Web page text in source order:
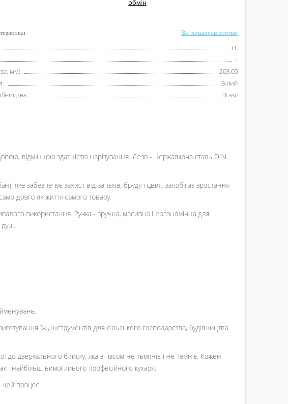
обмін
Всі характеристики
Ні
-
мм:
203.00
Білий
Brasil
відмінною здатністю нарізування. Лезо - нержавіюча сталь DIN
яке забезпечує захист від запахів, бруду і цвілі, запобігає зростання
довго як життя самого товару.
використання. Ручка - зручна, масивна і ергономічна для
їжі, інструментів для сільського господарства, будівництва
дзеркального блиску, яка з часом не тьмяніє і не темніє. Кожен
і найбільш вимогливого професійного кухаря.
цей процес.